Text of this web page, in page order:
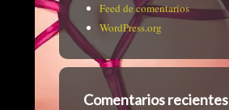
Feed de comentarios
WordPress.org
Comentarios recientes